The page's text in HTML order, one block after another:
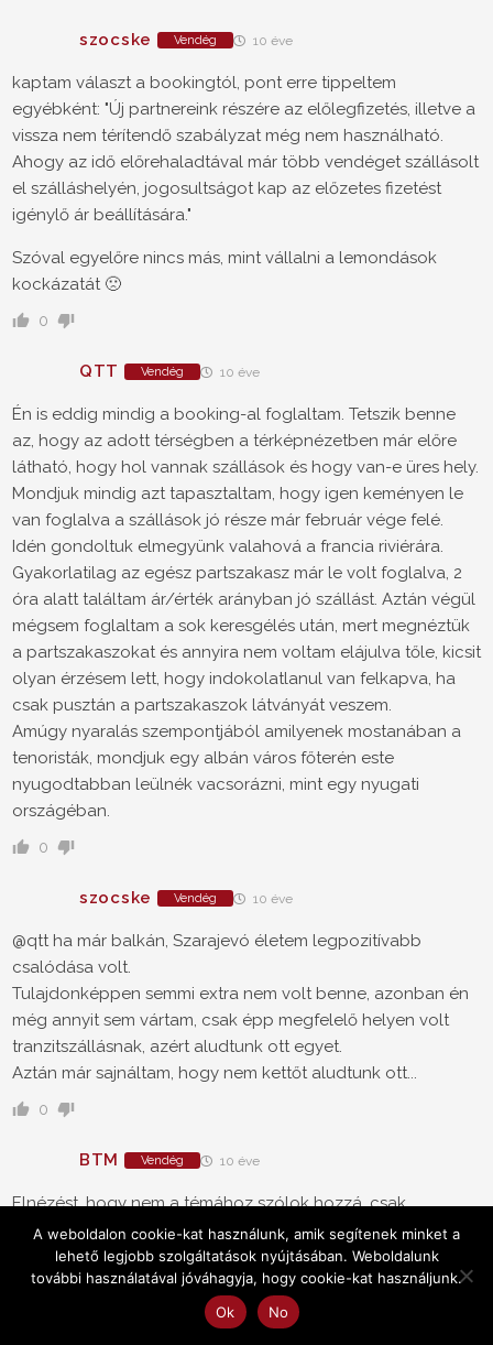
szocske Vendég 10 éve
kaptam választ a bookingtól, pont erre tippeltem
egyébként: "Új partnereink részére az előlegfizetés, illetve a
vissza nem térítendő szabályzat még nem használható.
Ahogy az idő előrehaladtával már több vendéget szállásolt
el szálláshelyén, jogosultságot kap az előzetes fizetést
igénylő ár beállítására."
Szóval egyelőre nincs más, mint vállalni a lemondások
kockázatát 🙁
0
QTT Vendég 10 éve
Én is eddig mindig a booking-al foglaltam. Tetszik benne
az, hogy az adott térségben a térképnézetben már előre
látható, hogy hol vannak szállások és hogy van-e üres hely.
Mondjuk mindig azt tapasztaltam, hogy igen keményen le
van foglalva a szállások jó része már február vége felé.
Idén gondoltuk elmegyünk valahová a francia riviérára.
Gyakorlatilag az egész partszakasz már le volt foglalva, 2
óra alatt találtam ár/érték arányban jó szállást. Aztán végül
mégsem foglaltam a sok keresgélés után, mert megnéztük
a partszakaszokat és annyira nem voltam elájulva tőle, kicsit
olyan érzésem lett, hogy indokolatlanul van felkapva, ha
csak pusztán a partszakaszok látványát veszem.
Amúgy nyaralás szempontjából amilyenek mostanában a
tenoristák, mondjuk egy albán város főterén este
nyugodtabban leülnék vacsorázni, mint egy nyugati
országéban.
0
szocske Vendég 10 éve
@qtt ha már balkán, Szarajevó életem legpozitívabb
csalódása volt.
Tulajdonképpen semmi extra nem volt benne, azonban én
még annyit sem vártam, csak épp megfelelő helyen volt
tranzitszállásnak, azért aludtunk ott egyet.
Aztán már sajnáltam, hogy nem kettőt aludtunk ott...
0
BTM Vendég 10 éve
Elnézést, hogy nem a témához szólok hozzá, csak
nyelvtanárkodom. Egyszerűen zavar a turista szónak a
gyakran előforduló helyesírási hibája.
Szóval: turista, turistaház, turistaút stb. rövid u.
Túra, túrázás, teljesítménytúra, túraútvonal, stb. hosszú ú.
Tényleg nem feltétlenül logikus, de így kell írni. Remélem
A weboldalon cookie-kat használunk, amik segítenek minket a
lehető legjobb szolgáltatások nyújtásában. Weboldalunk
további használatával jóváhagyja, hogy cookie-kat használjunk.
Ok
No